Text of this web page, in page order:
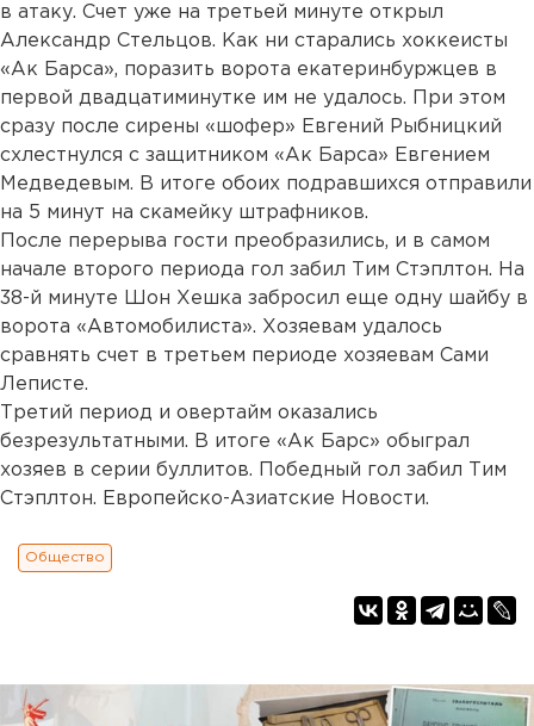
в атаку. Счет уже на третьей минуте открыл
Александр Стельцов. Как ни старались хоккеисты
«Ак Барса», поразить ворота екатеринбуржцев в
первой двадцатиминутке им не удалось. При этом
сразу после сирены «шофер» Евгений Рыбницкий
схлестнулся с защитником «Ак Барса» Евгением
Медведевым. В итоге обоих подравшихся отправили
на 5 минут на скамейку штрафников.
После перерыва гости преобразились, и в самом
начале второго периода гол забил Тим Стэплтон. На
38-й минуте Шон Хешка забросил еще одну шайбу в
ворота «Автомобилиста». Хозяевам удалось
сравнять счет в третьем периоде хозяевам Сами
Леписте.
Третий период и овертайм оказались
безрезультатными. В итоге «Ак Барс» обыграл
хозяев в серии буллитов. Победный гол забил Тим
Стэплтон. Европейско-Азиатские Новости.
Общество